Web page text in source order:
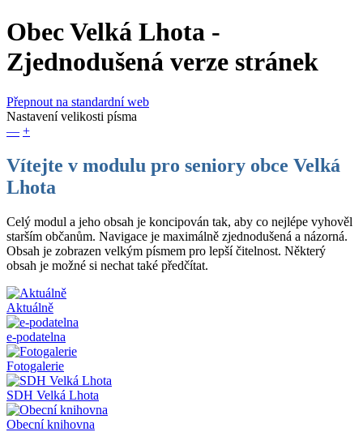
Obec Velká Lhota -
Zjednodušená verze stránek
Přepnout na standardní web
Nastavení velikosti písma
— +
Vítejte v modulu pro seniory obce Velká
Lhota
Celý modul a jeho obsah je koncipován tak, aby co nejlépe vyhověl
starším občanům. Navigace je maximálně zjednodušená a názorná.
Obsah je zobrazen velkým písmem pro lepší čitelnost. Některý
obsah je možné si nechat také předčítat.
Aktuálně
e-podatelna
Fotogalerie
SDH Velká Lhota
Obecní knihovna